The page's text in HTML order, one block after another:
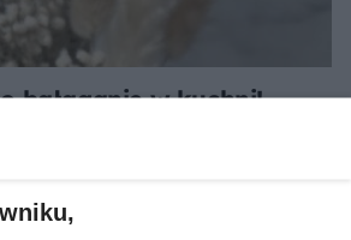
bałaganie w kuchni!
trzepaczką rozwiąże 3